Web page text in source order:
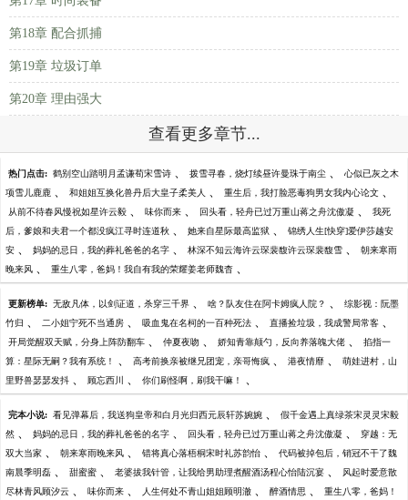
第18章 配合抓捕
第19章 垃圾订单
第20章 理由强大
查看更多章节...
热门点击: 鹤别空山踏明月孟谦荀宋雪诗 、 拨雪寻春，烧灯续昼许曼珠于南尘 、 心似已灰之木
项雪儿鹿鹿 、 和姐姐互换化兽丹后大皇子柔美人 、 重生后，我打脸恶毒狗男女我内心论文 、
从前不待春风慢祝如星许云毅 、 味你而来 、 回头看，轻舟已过万重山蒋之舟沈傲凝 、 我死
后，爹娘和夫君一个都没疯江寻时连道秋 、 她来自星际最高监狱 、 锦绣人生[快穿]爱伊莎越安
安 、 妈妈的忌日，我的葬礼爸爸的名字 、 林深不知云海许云琛裴馥许云琛裴馥雪 、 朝来寒雨
晚来风 、 重生八零，爸妈！我自有我的荣耀姜老师魏杳 、
更新榜单: 无敌凡体，以剑证道，杀穿三千界 、 啥？队友住在阿卡姆疯人院？ 、 综影视：阮墨
竹归 、 二小姐宁死不当通房 、 吸血鬼在名柯的一百种死法 、 直播捡垃圾，我成警局常客 、
开局觉醒双天赋，分身上阵防翻车 、 仲夏夜吻 、 娇知青靠颠勺，反向养落魄大佬 、 掐指一
算：星际无嗣？我有系统！ 、 高考前换亲被继兄团宠，亲哥悔疯 、 港夜情靡 、 萌娃进村，山
里野兽瑟瑟发抖 、 顾忘西川 、 你们刷怪啊，刷我干嘛！ 、
完本小说: 看见弹幕后，我送狗皇帝和白月光归西元辰轩苏婉婉 、 假千金遇上真绿茶宋灵灵宋毅
然 、 妈妈的忌日，我的葬礼爸爸的名字 、 回头看，轻舟已过万重山蒋之舟沈傲凝 、 穿越：无
双大当家 、 朝来寒雨晚来风 、 错将真心落梧桐宋时礼苏韵怡 、 代码被掉包后，销冠不干了魏
南晨季明磊 、 甜蜜蜜 、 老婆拔我针管，让我给男助理煮醒酒汤程心怡陆沉宴 、 风起时爱意散
尽林青风顾汐云 、 味你而来 、 人生何处不青山姐姐顾明澈 、 醉酒情思 、 重生八零，爸妈！